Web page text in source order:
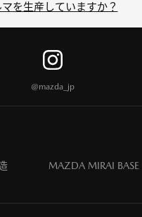
を生産していますか？
@mazda_jp
MAZDA MIRAI BASE